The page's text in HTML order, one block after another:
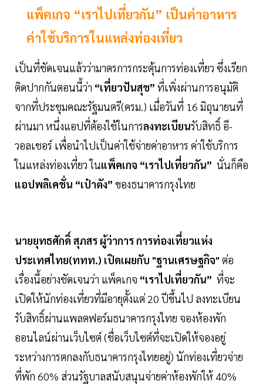
แพ็คเกจ “เราไปเที่ยวกัน” เป็นค่าอาหาร
ค่าใช้บริการในแหล่งท่องเที่ยว
เป็นที่ชัดเจนแล้วว่ามาตรการกระตุ้นการท่องเที่ยว ซึ่งเรียก
ติดปากกันตอนนี้ว่า “เที่ยวปันสุข” ที่เพิ่งผ่านการอนุมัติ
จากที่ประชุมคณะรัฐมนตรี(ครม.) เมื่อวันที่ 16 มิถุนายนที่
ผ่านมา หนึ่งแอปที่ต้องใช้ในการลงทะเบียนรับสิทธิ์ อี-
วอลเชอร์ เพื่อนำไปเป็นค่าใช้จ่ายค่าอาหาร ค่าใช้บริการ
ในแหล่งท่องเที่ยว ในแพ็คเกจ “เราไปเที่ยวกัน” นั่นก็คือ
แอปพลิเคชั่น “เป๋าตัง” ของธนาคารกรุงไทย
นายยุทธศักดิ์ สุภสร ผู้ว่าการ การท่องเที่ยวแห่ง
ประเทศไทย(ททท.) เปิดเผยกับ "ฐานเศรษฐกิจ" ต่อ
เรื่องนี้อย่างชัดเจนว่า แพ็คเกจ “เราไปเที่ยวกัน” ที่จะ
เปิดให้นักท่องเที่ยวที่มีอายุตั้งแต่ 20 ปีขึ้นไป ลงทะเบียน
รับสิทธิ์ผ่านแพลตฟอร์มธนาคารกรุงไทย จองห้องพัก
ออนไลน์ผ่านเว็บไซต์ (ชื่อเว็บไซต์ที่จะเปิดให้จองอยู่
ระหว่างการตกลงกับธนาคารกรุงไทยอยู่) นักท่องเที่ยวจ่าย
ที่พัก 60% ส่วนรัฐบาลสนับสนุนจ่ายค่าห้องพักให้ 40%